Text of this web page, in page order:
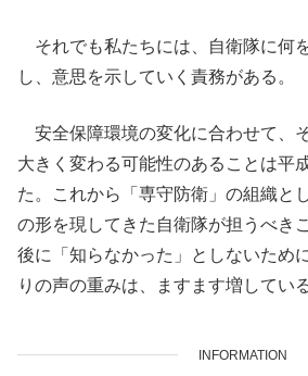
それでも私たちには、自衛隊に何
し、意思を示していく責務がある。
安全保障環境の変化に合わせて、
大きく変わる可能性のあることは平
た。これから「専守防衛」の組織と
の形を現してきた自衛隊が担うべき
後に「知らなかった」としないため
りの声の重みは、ますます増してい
INFORMATION